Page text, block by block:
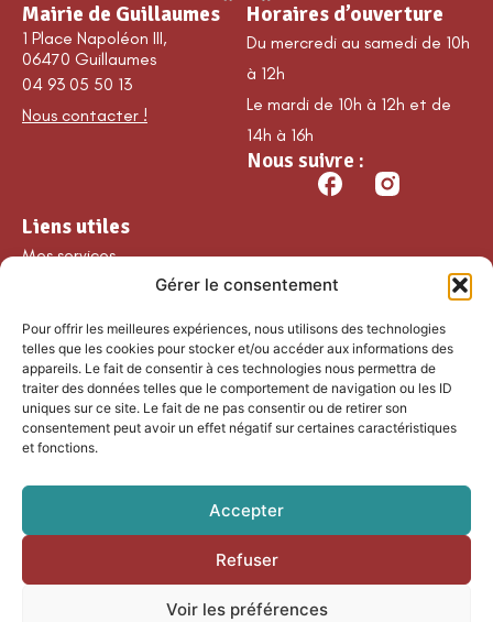
Gérer le consentement
Pour offrir les meilleures expériences, nous utilisons des technologies
telles que les cookies pour stocker et/ou accéder aux informations des
appareils. Le fait de consentir à ces technologies nous permettra de
traiter des données telles que le comportement de navigation ou les ID
uniques sur ce site. Le fait de ne pas consentir ou de retirer son
consentement peut avoir un effet négatif sur certaines caractéristiques
et fonctions.
Accepter
Refuser
Voir les préférences
Mairie de Guillaumes
1 Place Napoléon III,
06470 Guillaumes
04 93 05 50 13
Nous contacter !
Horaires d’ouverture
Du mercredi au samedi de 10h
à 12h
Le mardi de 10h à 12h et de
14h à 16h
Nous suivre :
Liens utiles
Mes services
Nos loisirs
Agenda
Les temps forts
Partenaires et
Accessibilité
Mentions légales
Plan du site